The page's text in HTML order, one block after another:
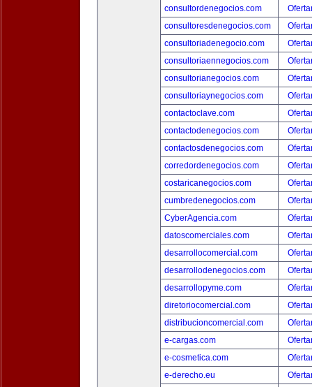
consultordenegocios.com
consultoresdenegocios.com
consultoriadenegocio.com
consultoriaennegocios.com
consultorianegocios.com
consultoriaynegocios.com
contactoclave.com
contactodenegocios.com
contactosdenegocios.com
corredordenegocios.com
costaricanegocios.com
cumbredenegocios.com
CyberAgencia.com
datoscomerciales.com
desarrollocomercial.com
desarrollodenegocios.com
desarrollopyme.com
diretoriocomercial.com
distribucioncomercial.com
e-cargas.com
e-cosmetica.com
e-derecho.eu